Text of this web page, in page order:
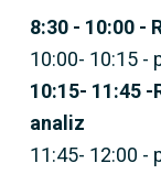
8:30 - 10:00 -
10:00- 10:15 -
10:15- 11:45
analiz
11:45- 12:00 -